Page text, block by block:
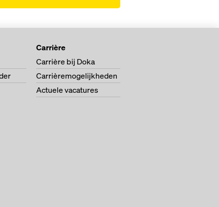
Carrière
Carrière bij Doka
Carrièremogelijkheden
Actuele vacatures